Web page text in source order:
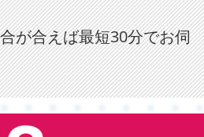
が合えば最短30分でお伺